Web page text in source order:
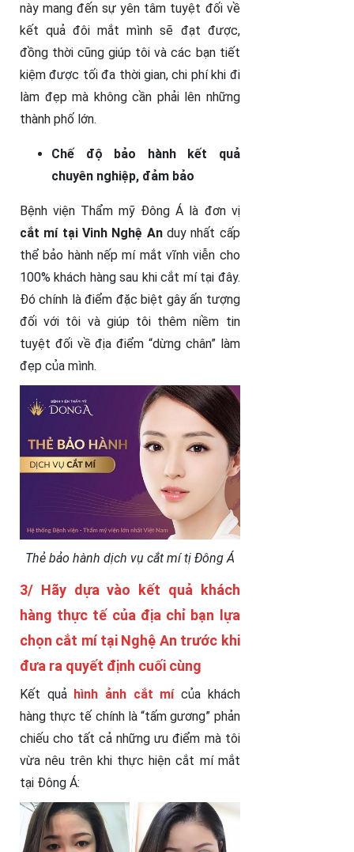
này mang đến sự yên tâm tuyệt đối về
kết quả đôi mắt mình sẽ đạt được,
đồng thời cũng giúp tôi và các bạn tiết
kiệm được tối đa thời gian, chi phí khi đi
làm đẹp mà không cần phải lên những
thành phố lớn.
Chế độ bảo hành kết quả
chuyên nghiệp, đảm bảo
Bệnh viện Thẩm mỹ Đông Á là đơn vị
cắt mí tại Vinh Nghệ An duy nhất cấp
thể bảo hành nếp mí mắt vĩnh viễn cho
100% khách hàng sau khi cắt mí tại đây.
Đó chính là điểm đặc biệt gây ấn tượng
đối với tôi và giúp tôi thêm niềm tin
tuyệt đối về địa điểm “dừng chân” làm
đẹp của mình.
Thẻ bảo hành dịch vụ cắt mí tị Đông Á
3/ Hãy dựa vào kết quả khách
hàng thực tế của địa chỉ bạn lựa
chọn cắt mí tại Nghệ An trước khi
đưa ra quyết định cuối cùng
Kết quả hình ảnh cắt mícủa khách
hàng thực tế chính là “tấm gương” phản
chiếu cho tất cả những ưu điểm mà tôi
vừa nêu trên khi thực hiện cắt mí mắt
tại Đông Á: